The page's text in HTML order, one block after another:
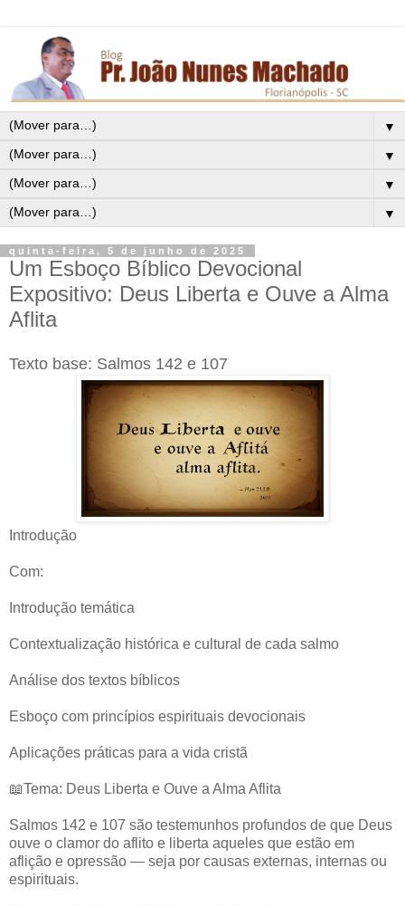
▼
▼
▼
▼
quinta-feira, 5 de junho de 2025
Um Esboço Bíblico Devocional
Expositivo: Deus Liberta e Ouve a Alma
Aflita
Texto base: Salmos 142 e 107
Introdução
Com:
Introdução temática
Contextualização histórica e cultural de cada salmo
Análise dos textos bíblicos
Esboço com princípios espirituais devocionais
Aplicações práticas para a vida cristã
📖Tema: Deus Liberta e Ouve a Alma Aflita
Salmos 142 e 107 são testemunhos profundos de que Deus
ouve o clamor do aflito e liberta aqueles que estão em
aflição e opressão — seja por causas externas, internas ou
espirituais.